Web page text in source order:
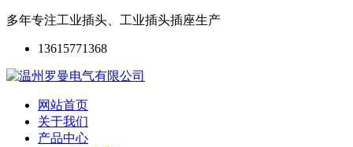
多年专注工业插头、工业插头插座生产
13615771368
网站首页
关于我们
产品中心